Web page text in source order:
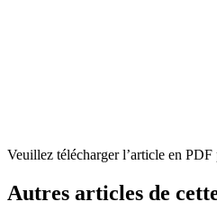
Veuillez télécharger l’article en
Autres articles de